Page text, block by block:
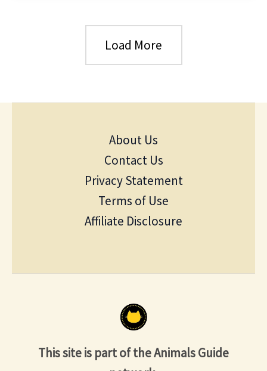
Load More
About Us
Contact Us
Privacy Statement
Terms of Use
Affiliate Disclosure
This site is part of the Animals Guide